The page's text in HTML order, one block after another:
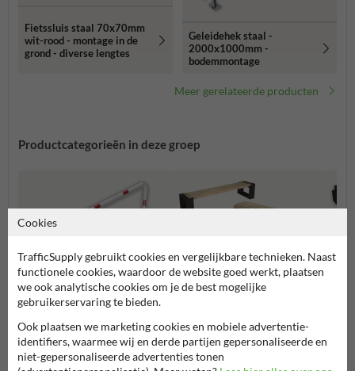
Fietssluis staal 70x70mm
wit-rood - montage in de
grond - diverse lengtes
Geleidehek staal -
2000x1000mm -
bodemmontage
Meer gerelateerde producten
Productcategorieën in deze groep
Geleidehekken en
sluishekken
Parkbanken
Cookies
TrafficSupply gebruikt cookies en vergelijkbare technieken. Naast
functionele cookies, waardoor de website goed werkt, plaatsen
we ook analytische cookies om je de best mogelijke
gebruikerservaring te bieden.
Ook plaatsen we marketing cookies en mobiele advertentie-
identifiers, waarmee wij en derde partijen gepersonaliseerde en
niet-gepersonaliseerde advertenties tonen